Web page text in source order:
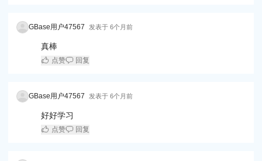
GBase用户47567 发表于 6个月前
真棒
点赞 回复
GBase用户47567 发表于 6个月前
好好学习
点赞 回复